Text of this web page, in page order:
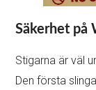
Säkerhet på
Stigarna är väl
Den första